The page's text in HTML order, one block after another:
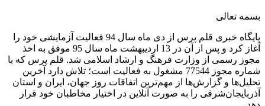
بسمه تعالی
پایگاه خبری قلم پرس از دی ماه سال 94 فعالیت آزمایشی خود را
آغاز کرد و پس از آن در 13 اردیبهشت ماه سال 95 موفق به اخذ
مجوز رسمی از وزارت فرهنگ و ارشاد اسلامی شد. قلم پرس که با
شماره مجوز 77544 مشغول به فعالیت است؛ تلاش دارد آخرین
تحلیل‌ها و گزارش‌ها از مهم‌ترین اتفاقات روز جهان، ایران و استان
آذربایجان‌شرقی را به صورت آنلاین در اختیار مخاطبان خود قرار